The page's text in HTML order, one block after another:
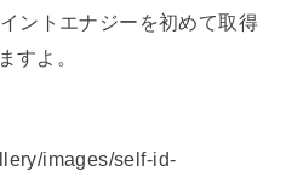
ントエナジーを初めて取得
すよ。